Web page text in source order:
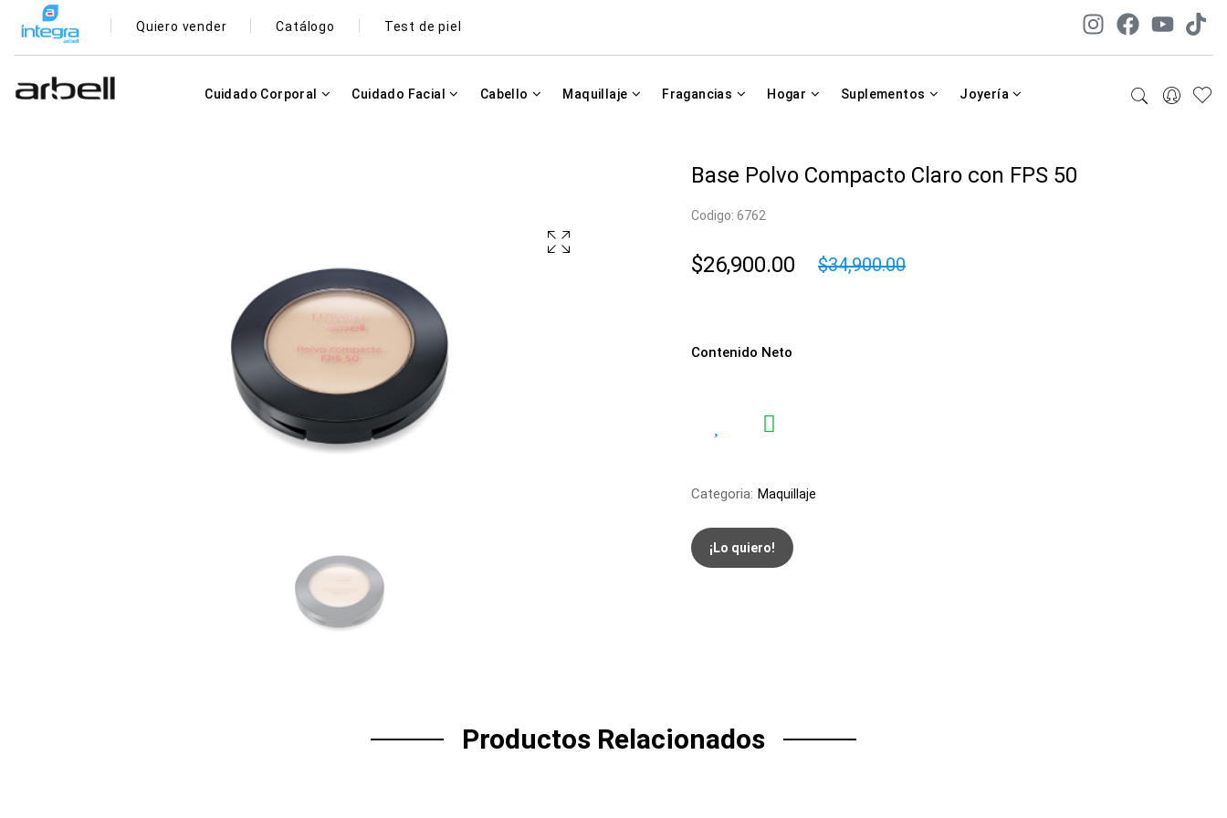
Quiero vender Catálogo Test de piel
Cuidado Corporal Cuidado Facial Cabello Maquillaje Fragancias Hogar Suplementos Joyería
Base Polvo Compacto Claro con FPS 50
Codigo: 6762
$26,900.00 $34,900.00
Contenido Neto
Categoria: Maquillaje
¡Lo quiero!
Productos Relacionados